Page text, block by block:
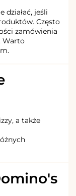
działać, jeśli
Często
zamówienia
Warto
a także